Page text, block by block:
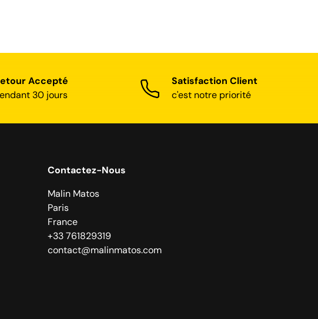
Accepté
30 jours
Satisfaction Client
c'est notre priorité
Contactez-Nous
Malin Matos
Paris
France
+33 761829319
contact@malinmatos.com